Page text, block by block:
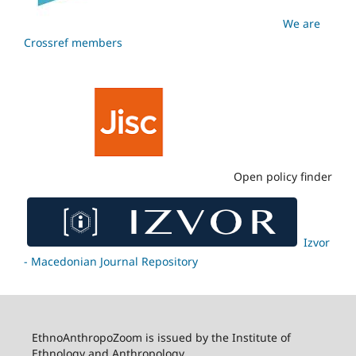
We are
Crossref members
Open policy finder
Izvor
- Macedonian Journal Repository
EthnoAnthropoZoom is issued by the Institute of